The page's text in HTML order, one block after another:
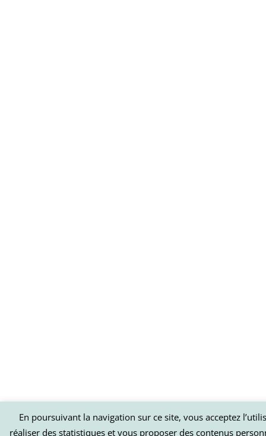
En poursuivant la navigation sur ce site, vous acceptez
réaliser des statistiques et vous proposer des contenus